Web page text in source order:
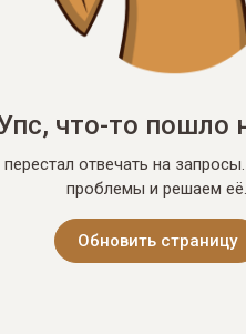
что-то пошло
отвечать на
проблемы и решаем её.
Обновить страницу